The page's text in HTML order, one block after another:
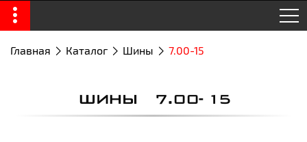
Главная Каталог Шины 7.00-15
ШИНЫ 7.00-15